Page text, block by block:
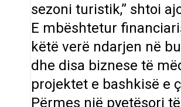
sezoni turistik,” shtoi
E mbështetur
këtë verë ndarjen në
dhe disa biznese të
projektet e bashkisë e
Përmes një pyetësori